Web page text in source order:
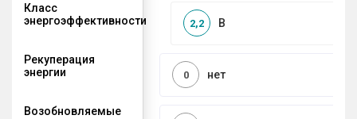
Класс
энергоэффективности
B
2,2
Рекуперация
энергии
нет
0
Возобновляемые